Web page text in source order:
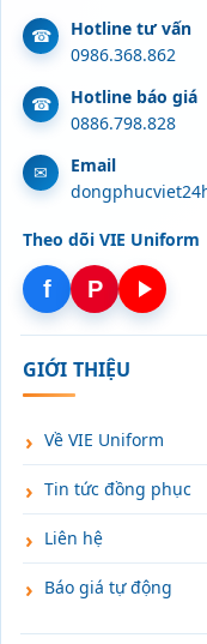
Hotline tư vấn
0986.368.862
Hotline báo giá
0886.798.828
Email
Theo dõi VIE Uniform
f P
GIỚI THIỆU
Về VIE Uniform
Tin tức đồng phục
Liên hệ
Báo giá tự động